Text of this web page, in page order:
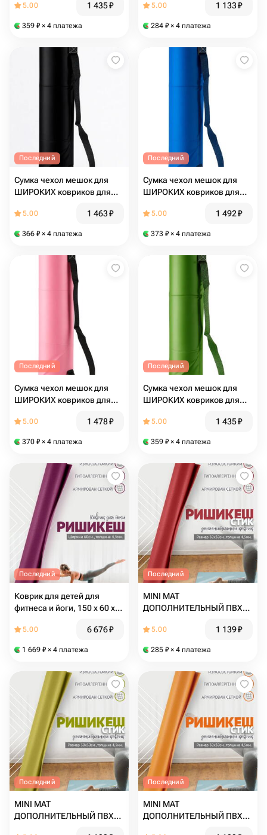
80 см (бордовый)
5.00 1 435₽
359 ₽ × 4 платежа
80 см (хаки)
5.00 1 133₽
284 ₽ × 4 платежа
Последний
Сумка чехол мешок для
ШИРОКИХ ковриков для
80 см (Черный)
5.00 1 463₽
366 ₽ × 4 платежа
Последний
Сумка чехол мешок для
ШИРОКИХ ковриков для
80 см (синий)
5.00 1 492₽
373 ₽ × 4 платежа
Последний
Сумка чехол мешок для
ШИРОКИХ ковриков для
80 см (розовый)
5.00 1 478₽
370 ₽ × 4 платежа
Последний
Сумка чехол мешок для
ШИРОКИХ ковриков для
80 см (зеленый)
5.00 1 435₽
359 ₽ × 4 платежа
Последний
Коврик для детей для
фитнеса и йоги, 150 х 60 х
Ришикеш, Сиреневый,
из Германии
5.00 6 676₽
1 669 ₽ × 4 платежа
Последний
MINI MAT
ДОПОЛНИТЕЛЬНЫЙ ПВХ
спорта из Германии 30 х 30
5.00 1 139₽
285 ₽ × 4 платежа
Последний
MINI MAT
ДОПОЛНИТЕЛЬНЫЙ ПВХ
Последний
MINI MAT
ДОПОЛНИТЕЛЬНЫЙ ПВХ